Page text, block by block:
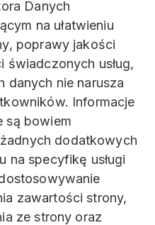
Danych
na ułatwieniu
poprawy jakości
świadczonych usług,
danych nie narusza
Informacje
są bowiem
dodatkowych
na specyfikę usługi
zawartości strony,
ze strony oraz